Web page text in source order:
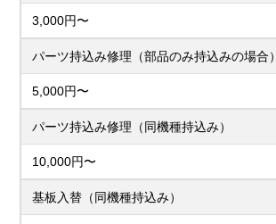
3,000円〜
パーツ持込み修理（部品のみ持込みの場合）
5,000円〜
パーツ持込み修理（同機種持込み）
10,000円〜
基板入替（同機種持込み）